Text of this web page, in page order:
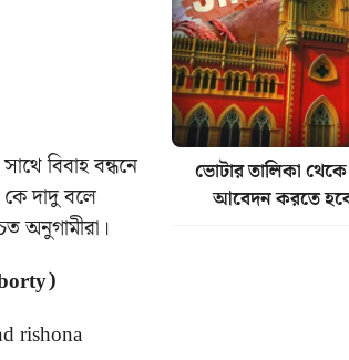
বিবাহ বন্ধনে
দাদু বলে
অনুগামীরা।
ভোটার তালিকা
আবেদন করতে হবে